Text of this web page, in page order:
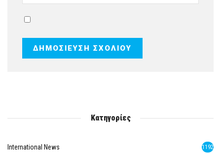
Κατηγορίες
International News 1192